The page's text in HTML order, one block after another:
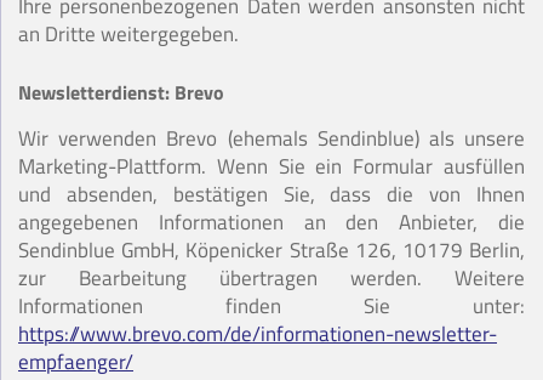
an Dritte weitergegeben.
Newsletterdienst: Brevo
Wir verwenden Brevo (ehemals Sendinblue) als unsere
Marketing-Plattform. Wenn Sie ein Formular ausfüllen
und absenden, bestätigen Sie, dass die von Ihnen
angegebenen Informationen an den Anbieter, die
Sendinblue GmbH, Köpenicker Straße 126, 10179 Berlin,
zur Bearbeitung übertragen werden. Weitere
Informationen finden Sie unter:
https://www.brevo.com/de/informationen-newsletter-
empfaenger/